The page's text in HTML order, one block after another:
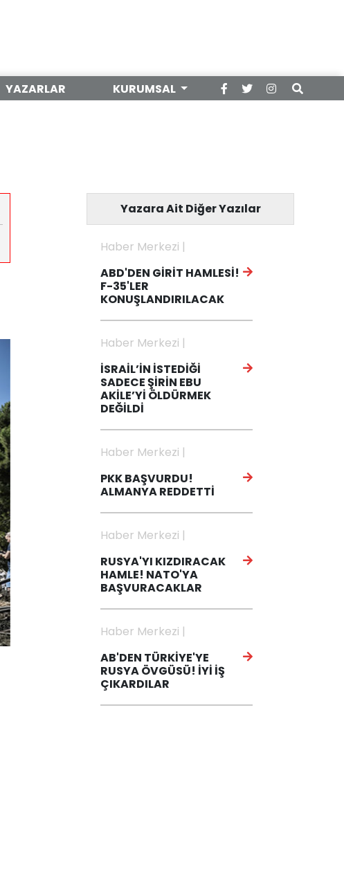
YAZARLAR KURUMSAL
Yazara Ait Diğer Yazılar
Haber Merkezi |
ABD'DEN GİRİT HAMLESİ!
F-35'LER
KONUŞLANDIRILACAK
Haber Merkezi |
İSRAİL’İN İSTEDİĞİ
SADECE ŞİRİN EBU
AKİLE’Yİ ÖLDÜRMEK
DEĞİLDİ
Haber Merkezi |
PKK BAŞVURDU!
ALMANYA REDDETTİ
Haber Merkezi |
RUSYA'YI KIZDIRACAK
HAMLE! NATO'YA
BAŞVURACAKLAR
Haber Merkezi |
AB'DEN TÜRKİYE'YE
RUSYA ÖVGÜSÜ! İYİ İŞ
ÇIKARDILAR